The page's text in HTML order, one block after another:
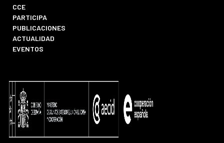
CCE
PARTICIPA
PUBLICACIONES
ACTUALIDAD
EVENTOS